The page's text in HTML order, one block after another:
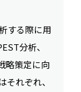
する際に用
分析、
略策定に向
れぞれ、